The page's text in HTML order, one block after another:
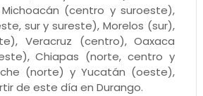
(centro y suroeste),
sur y sureste), Morelos (sur),
Veracruz (centro), Oaxaca
Chiapas (norte, centro y
(norte) y Yucatán (oeste),
de este día en Durango.